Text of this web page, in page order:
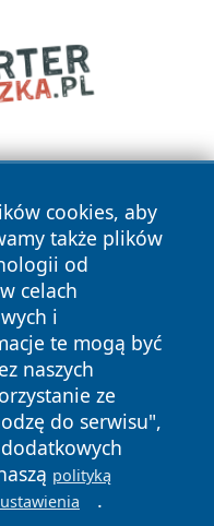
cookies, aby
także plików
od
celach
i
te mogą być
naszych
ze
do serwisu",
polityką
.
prawa
Polityka
Cookies